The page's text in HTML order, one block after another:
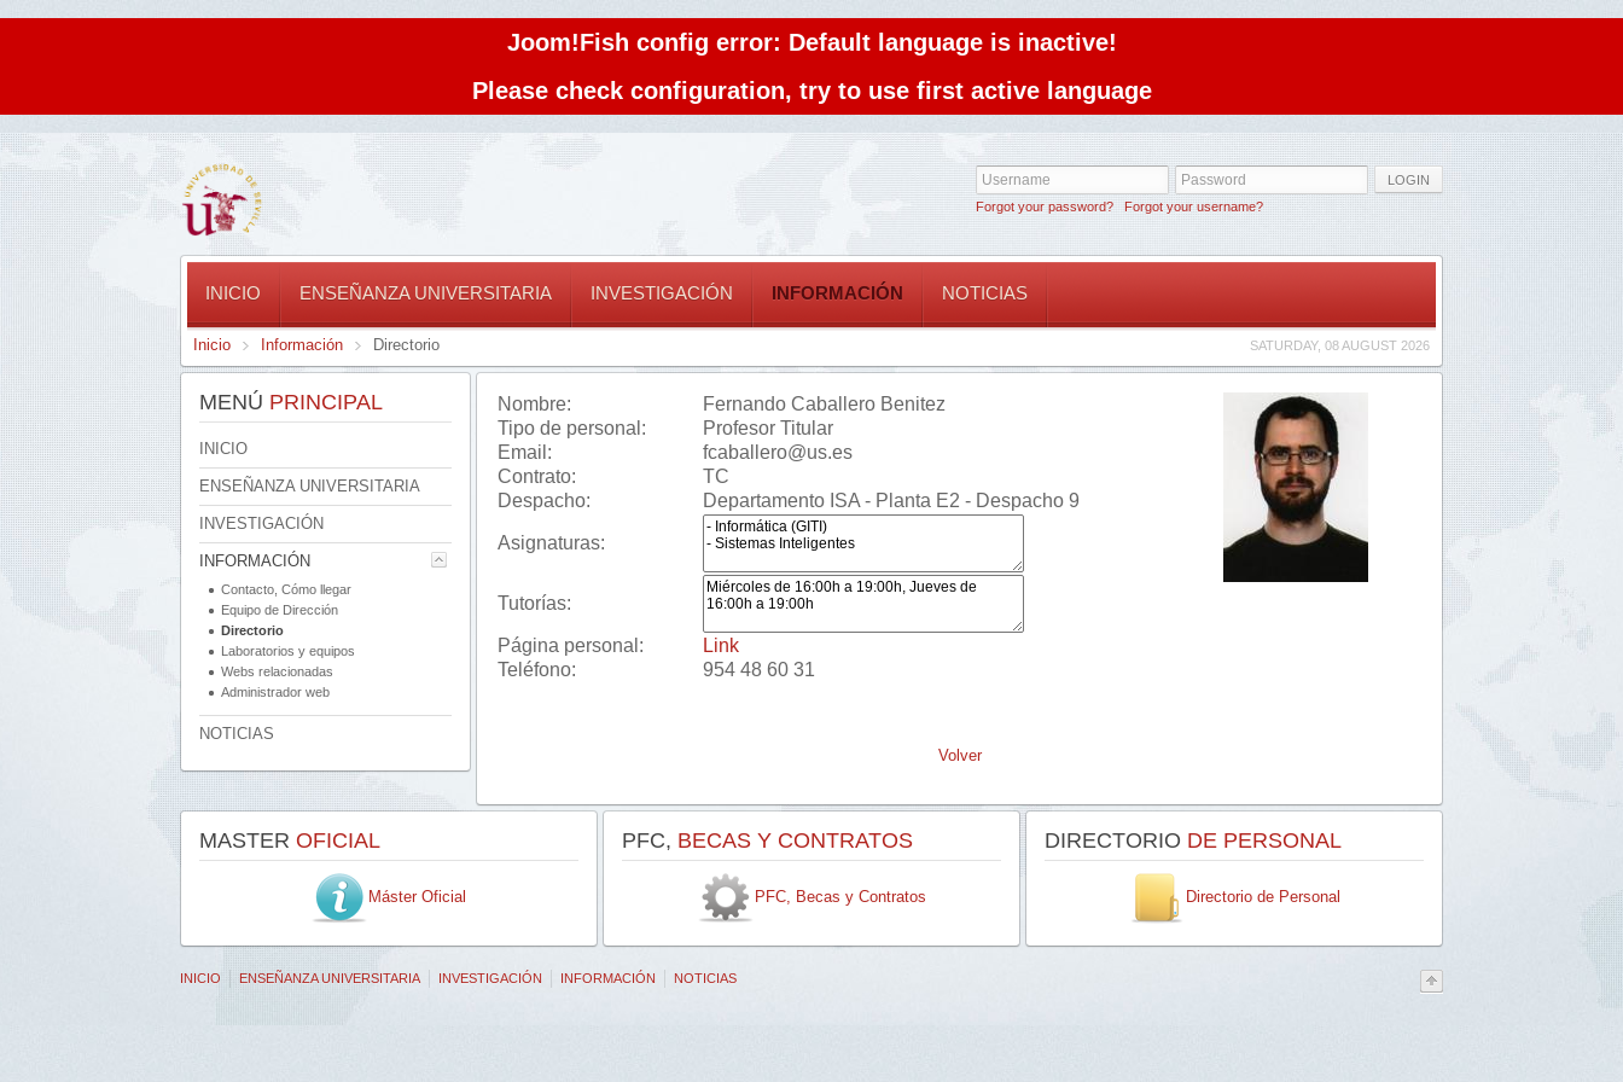
Joom!Fish config error: Default language is inactive!
Please check configuration, try to use first active language
LOGIN
Forgot your password?
Forgot your username?
INICIO ENSEÑANZA UNIVERSITARIA INVESTIGACIÓN INFORMACIÓN NOTICIAS
SATURDAY, 08 AUGUST 2026
Inicio Información Directorio
Nombre:
Fernando Caballero Benitez
Tipo de personal:
Profesor Titular
Email:
fcaballero@us.es
Contrato:
TC
Despacho:
Departamento ISA - Planta E2 - Despacho 9
Asignaturas:
Tutorías:
Página personal:
Link
Teléfono:
954 48 60 31
Volver
MENÚ PRINCIPAL
INICIO
ENSEÑANZA UNIVERSITARIA
INVESTIGACIÓN
INFORMACIÓN
Contacto, Cómo llegar
Equipo de Dirección
Directorio
Laboratorios y equipos
Webs relacionadas
Administrador web
NOTICIAS
MASTER OFICIAL
Máster Oficial
PFC, BECAS Y CONTRATOS
PFC, Becas y Contratos
DIRECTORIO DE PERSONAL
Directorio de Personal
INICIO ENSEÑANZA UNIVERSITARIA INVESTIGACIÓN INFORMACIÓN NOTICIAS